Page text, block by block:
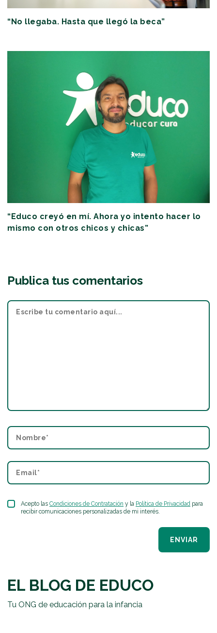
“No llegaba. Hasta que llegó la beca”
“Educo creyó en mí. Ahora yo intento hacer lo
mismo con otros chicos y chicas”
Publica tus comentarios
Acepto las Condiciones de Contratación y la Política de Privacidad para
recibir comunicaciones personalizadas de mi interés.
ENVIAR
EL BLOG DE EDUCO
Tu ONG de educación para la infancia